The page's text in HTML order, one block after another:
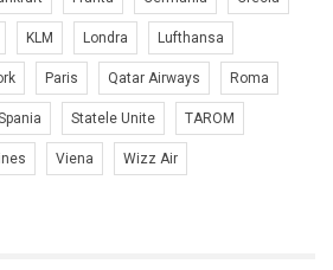
KLM Londra Lufthansa
Paris Qatar Airways Roma
Statele Unite TAROM
Viena Wizz Air